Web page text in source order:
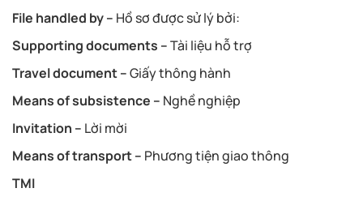
File handled by – Hồ sơ được sử lý bởi:
Supporting documents –Tài liệu hỗ trợ
Travel document –Giấy thông hành
Means of subsistence – Nghề nghiệp
Invitation – Lời mời
Means of transport – Phương tiện giao thông
TMI